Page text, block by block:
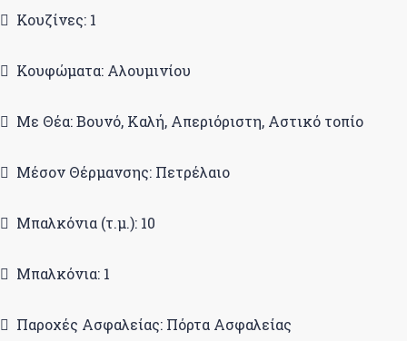
Κουζίνες: 1
Κουφώματα: Αλουμινίου
Με Θέα: Βουνό, Καλή, Απεριόριστη, Αστικό τοπίο
Μέσον Θέρμανσης: Πετρέλαιο
Μπαλκόνια (τ.μ.): 10
Μπαλκόνια: 1
Παροχές Ασφαλείας: Πόρτα Ασφαλείας